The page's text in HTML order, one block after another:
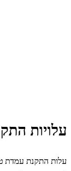
עלויות
עלות התקנת עמדת